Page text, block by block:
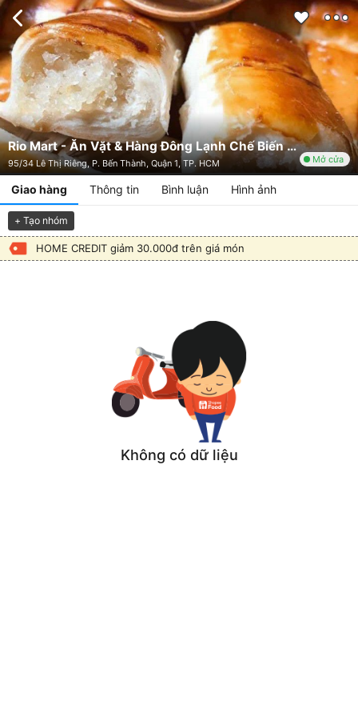
Rio Mart - Ăn Vặt & Hàng Đông Lạnh Chế Biến - Shop Online
95/34 Lê Thị Riêng, P. Bến Thành, Quận 1, TP. HCM Mở cửa
Giao hàng Thông tin Bình luận Hình ảnh
+ Tạo nhóm
HOME CREDIT giảm 30.000đ trên giá món
Không có dữ liệu